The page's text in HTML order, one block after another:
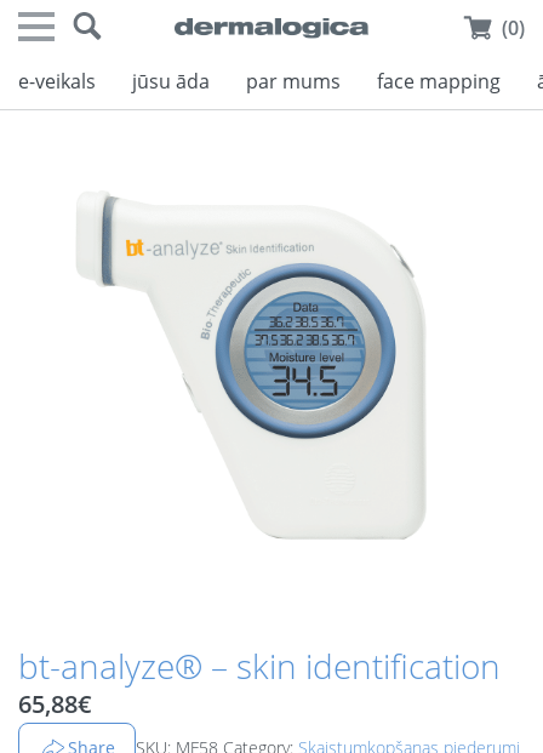
(0)
e-veikals jūsu āda par mums face mapping
bt-analyze® – skin identification
65,88€
Share SKU: MF58 Category: Skaistumkopšanas piederumi